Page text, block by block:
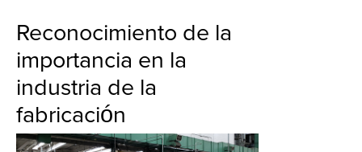
Reconocimiento de la
importancia en la
industria de la
fabricación